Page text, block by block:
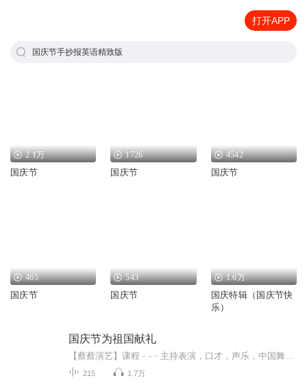
打开APP
国庆节手抄报英语精致版
2.1万
国庆节
1726
国庆节
4542
国庆节
465
国庆节
543
国庆节
1.6万
国庆特辑（国庆节快
乐）
国庆节为祖国献礼
215 1.7万